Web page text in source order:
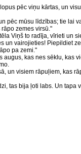
pēc viņu kārtas, un
pēc mūsu līdzības; tie lai
zemes virsū."
Viņš to radīja, vīrieti un
un vairojieties! Piepildiet
pa zemi."
kas nes sēklu, kas
un visiem rāpuļiem, kas
tas bija ļoti labs. Un tapa